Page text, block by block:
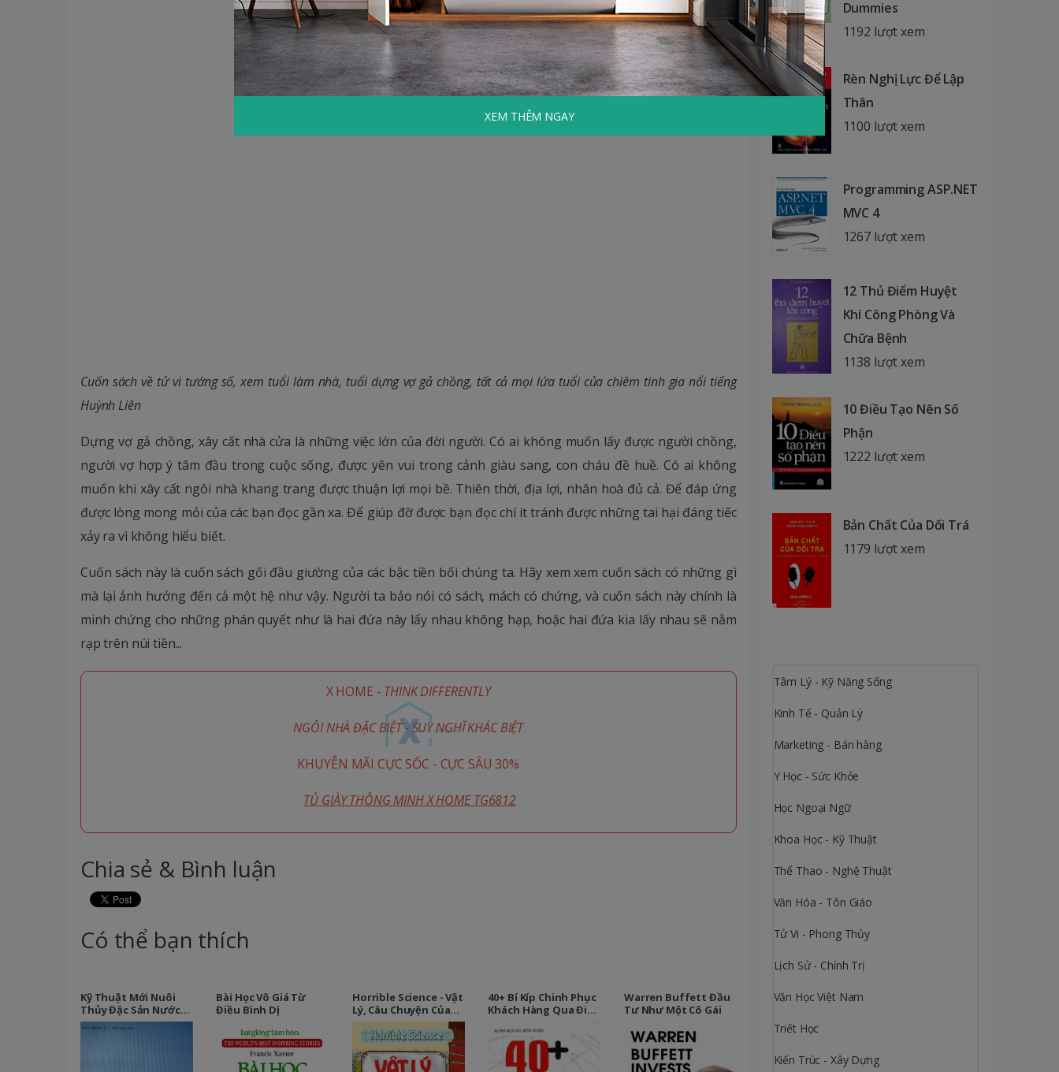
Cuốn sách về tử vi tướng số, xem tuổi làm nhà, tuổi dựng vợ gả chồng, tất cả mọi lứa tuổi của chiêm tinh gia nổi tiếng
Huỳnh Liên
Dựng vợ gả chồng, xây cất nhà cửa là những việc lớn của đời người. Có ai không muốn lấy được người chồng,
người vợ hợp ý tâm đầu trong cuộc sống, được yên vui trong cảnh giàu sang, con cháu đề huề. Có ai không
muốn khi xây cất ngôi nhà khang trang được thuận lợi mọi bề. Thiên thời, địa lợi, nhân hoà đủ cả. Để đáp ứng
được lòng mong mỏi của các bạn đọc gần xa. Để giúp đỡ được bạn đọc chí ít tránh được những tai hại đáng tiếc
xảy ra vì không hiểu biết.
Cuốn sách này là cuốn sách gối đầu giường của các bậc tiền bối chúng ta. Hãy xem xem cuốn sách có những gì
mà lại ảnh hưởng đến cả một hệ như vậy. Người ta bảo nói có sách, mách có chứng, và cuốn sách này chính là
minh chứng cho những phán quyết như là hai đứa này lấy nhau không hạp, hoặc hai đứa kia lấy nhau sẽ nằm
rạp trên núi tiền...
X HOME - THINK DIFFERENTLY
NGÔI NHÀ ĐẶC BIỆT - SUY NGHĨ KHÁC BIỆT
KHUYỄN MÃI CỰC SỐC - CỰC SÂU 30%
TỦ GIÀY THÔNG MINH X HOME TG6812
Chia sẻ & Bình luận
Có thể bạn thích
Kỹ Thuật Mới Nuôi
Thủy Đặc Sản Nước
Ngọt
Bài Học Vô Giá Từ
Điều Bình Dị
Horrible Science - Vật
Lý, Câu Chuyện Của
Những Lực Bí Hiểm
40+ Bí Kíp Chinh Phục
Khách Hàng Qua Điện
Warren Buffett Đầu
Tư Như Một Cô Gái
Dummies
1192 lượt xem
Rèn Nghị Lực Để Lập
Thân
1100 lượt xem
Programming ASP.NET
MVC 4
1267 lượt xem
12 Thủ Điểm Huyệt
Khí Công Phòng Và
Chữa Bệnh
1138 lượt xem
10 Điều Tạo Nên Số
Phận
1222 lượt xem
Bản Chất Của Dối Trá
1179 lượt xem
Tâm Lý - Kỹ Năng Sống
Kinh Tế - Quản Lý
Marketing - Bán hàng
Y Học - Sức Khỏe
Học Ngoại Ngữ
Khoa Học - Kỹ Thuật
Thể Thao - Nghệ Thuật
Văn Hóa - Tôn Giáo
Tử Vi - Phong Thủy
Lịch Sử - Chính Trị
Văn Học Việt Nam
Triết Học
Kiến Trúc - Xây Dựng
XEM THÊM NGAY